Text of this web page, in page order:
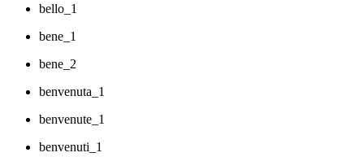
bello_1
bene_1
bene_2
benvenuta_1
benvenute_1
benvenuti_1